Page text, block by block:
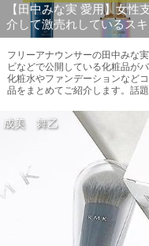
【田中みな実 愛用】女
介して激売れしているス
フリーアナウンサーの田中みな
ビなどで公開している化粧品が
化粧水やファンデーションなど
品をまとめてご紹介します。話
成美 舞乙